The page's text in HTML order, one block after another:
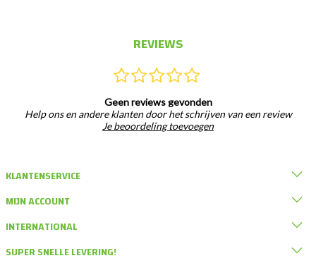
REVIEWS
Geen reviews gevonden
Help ons en andere klanten door het schrijven van een review
Je beoordeling toevoegen
KLANTENSERVICE
MIJN ACCOUNT
INTERNATIONAL
SUPER SNELLE LEVERING!